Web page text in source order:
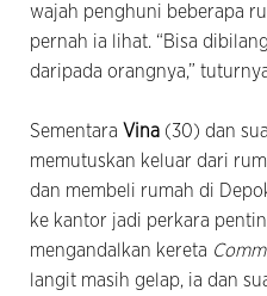
wajah penghuni beberapa
pernah ia lihat. “Bisa
daripada orangnya,”
Sementara Vina (30) dan
memutuskan keluar dari
dan membeli rumah di
ke kantor jadi perkara
mengandalkan kereta
langit masih gelap, ia dan